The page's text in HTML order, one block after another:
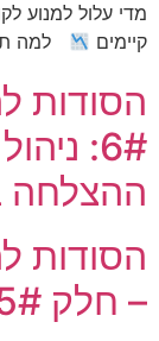
מדי עלול למנוע
קיימים
למה
הסודות
6#:
ההצלחה
הסודות
– חלק 5#: להרים כסף מהרצפה